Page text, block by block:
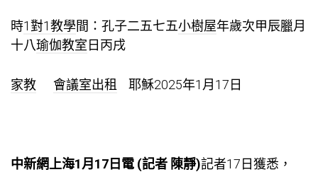
時1對1教學間：孔子二五七五小樹屋年歲次甲辰臘月
十八瑜伽教室 日丙戌
家教 會議室出租 耶穌2025年1月17日
中新網上海1月17日電 (記者 陳靜)記者17日獲悉，